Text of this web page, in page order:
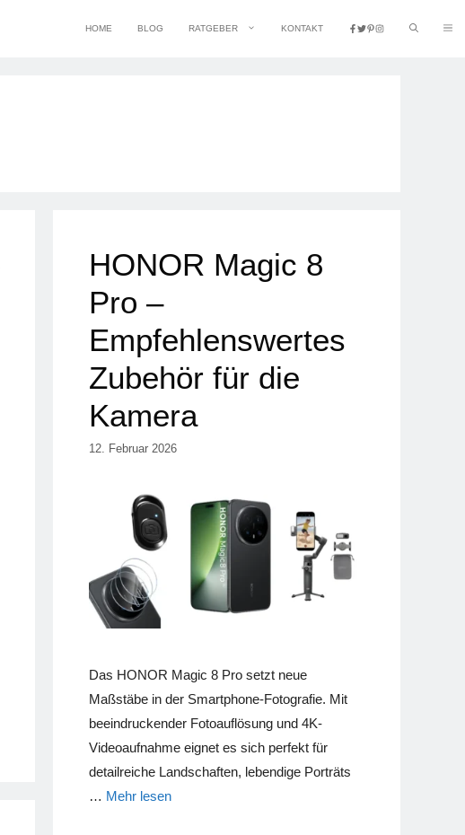
HOME BLOG RATGEBER KONTAKT
HONOR Magic 8
Pro –
Empfehlenswertes
Zubehör für die
Kamera
12. Februar 2026
Das HONOR Magic 8 Pro setzt neue
Maßstäbe in der Smartphone-Fotografie. Mit
beeindruckender Fotoauflösung und 4K-
Videoaufnahme eignet es sich perfekt für
detailreiche Landschaften, lebendige Porträts
… Mehr lesen